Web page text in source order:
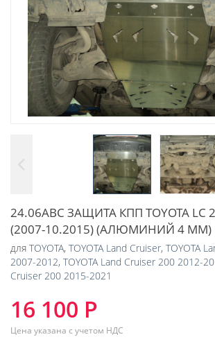
24.06ABC ЗАЩИТА КПП TOYOTA LC
(2007-10.2015) (АЛЮМИНИЙ 4 ММ)
для TOYOTA, TOYOTA Land Cruiser, TOYOTA
2007-2012, TOYOTA Land Cruiser 200 2012-
Cruiser 200 2015-2021
16 100 Р
Цена указана с учетом НДС